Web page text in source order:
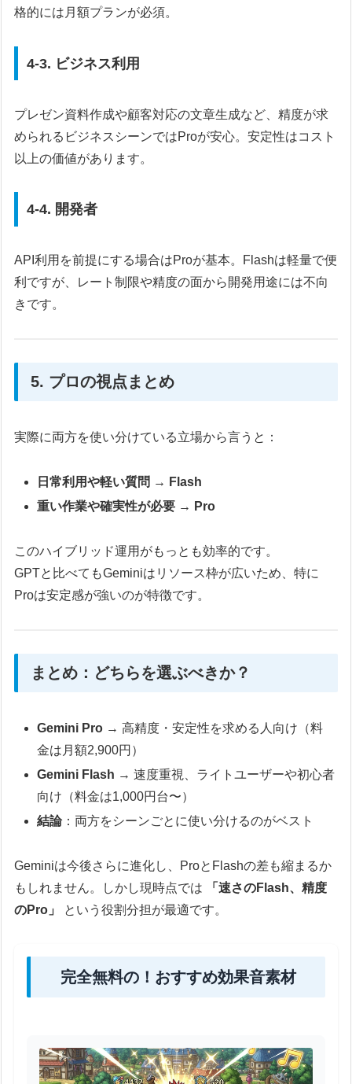
格的には月額プランが必須。
4-3. ビジネス利用
プレゼン資料作成や顧客対応の文章生成など、精度が求
められるビジネスシーンではProが安心。安定性はコスト
以上の価値があります。
4-4. 開発者
API利用を前提にする場合はProが基本。Flashは軽量で便
利ですが、レート制限や精度の面から開発用途には不向
きです。
5. プロの視点まとめ
実際に両方を使い分けている立場から言うと：
日常利用や軽い質問 → Flash
重い作業や確実性が必要 → Pro
このハイブリッド運用がもっとも効率的です。
GPTと比べてもGeminiはリソース枠が広いため、特に
Proは安定感が強いのが特徴です。
まとめ：どちらを選ぶべきか？
Gemini Pro → 高精度・安定性を求める人向け（料
金は月額2,900円）
Gemini Flash → 速度重視、ライトユーザーや初心者
向け（料金は1,000円台〜）
結論：両方をシーンごとに使い分けるのがベスト
Geminiは今後さらに進化し、ProとFlashの差も縮まるか
もしれません。しかし現時点では
「速さのFlash、精度
のPro」
という役割分担が最適です。
完全無料の！おすすめ効果音素材